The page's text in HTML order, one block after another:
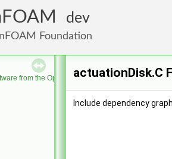
dev
Foundation
from the OpenFOAM Foundation
actuationDisk.C
Include dependency